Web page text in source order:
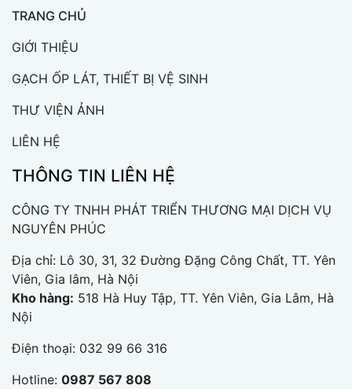
TRANG CHỦ
GIỚI THIỆU
GẠCH ỐP LÁT, THIẾT BỊ VỆ SINH
THƯ VIỆN ẢNH
LIÊN HỆ
THÔNG TIN LIÊN HỆ
CÔNG TY TNHH PHÁT TRIỂN THƯƠNG MẠI DỊCH VỤ
NGUYÊN PHÚC
Địa chỉ: Lô 30, 31, 32 Đường Đặng Công Chất, TT. Yên
Viên, Gia lâm, Hà Nội
Kho hàng: 518 Hà Huy Tập, TT. Yên Viên, Gia Lâm, Hà
Nội
Điện thoại: 032 99 66 316
Hotline: 0987 567 808